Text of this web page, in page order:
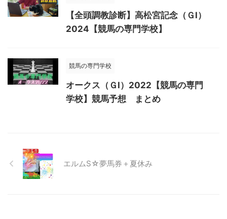
【全頭調教診断】高松宮記念（ＧⅠ）
2024【競馬の専門学校】
競馬の専門学校
オークス（ＧⅠ）2022【競馬の専門
学校】競馬予想 まとめ
エルムS☆夢馬券＋夏休み